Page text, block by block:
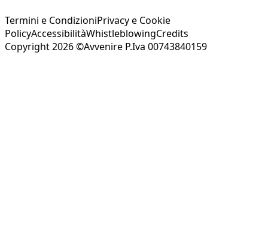
Termini e CondizioniPrivacy e Cookie
PolicyAccessibilitàWhistleblowingCredits
Copyright 2026 ©Avvenire P.Iva 00743840159